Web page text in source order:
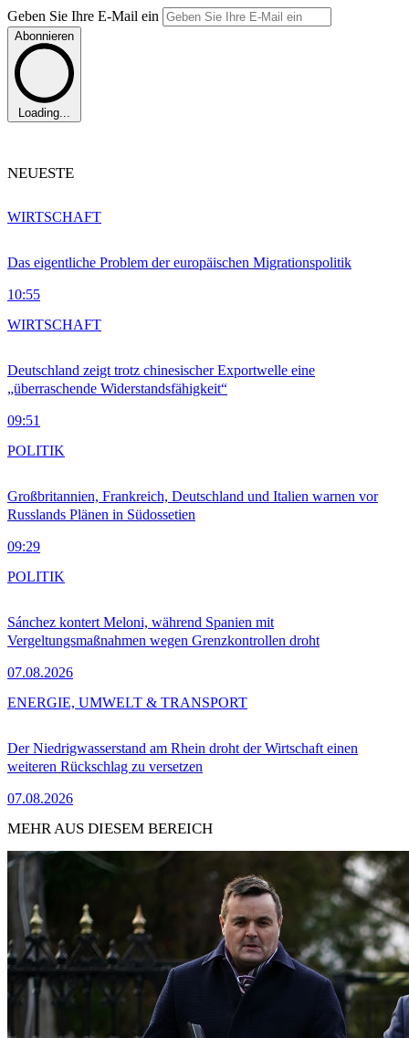
Geben Sie Ihre E-Mail ein
Abonnieren
Loading...
NEUESTE
Das eigentliche Problem der europäischen Migrationspolitik
10:55
WIRTSCHAFT
Deutschland zeigt trotz chinesischer Exportwelle eine
„überraschende Widerstandsfähigkeit“
09:51
WIRTSCHAFT
Großbritannien, Frankreich, Deutschland und Italien warnen vor
Russlands Plänen in Südossetien
09:29
POLITIK
Sánchez kontert Meloni, während Spanien mit
Vergeltungsmaßnahmen wegen Grenzkontrollen droht
07.08.2026
POLITIK
Der Niedrigwasserstand am Rhein droht der Wirtschaft einen
weiteren Rückschlag zu versetzen
07.08.2026
ENERGIE, UMWELT & TRANSPORT
MEHR AUS DIESEM BEREICH